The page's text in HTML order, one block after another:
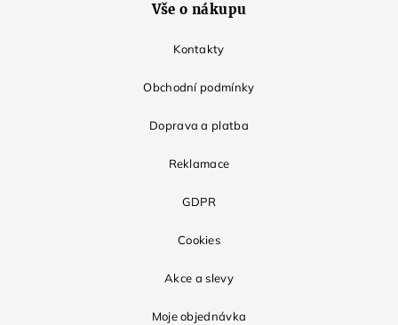
Vše o nákupu
Kontakty
Obchodní podmínky
Doprava a platba
Reklamace
GDPR
Cookies
Akce a slevy
Moje objednávka